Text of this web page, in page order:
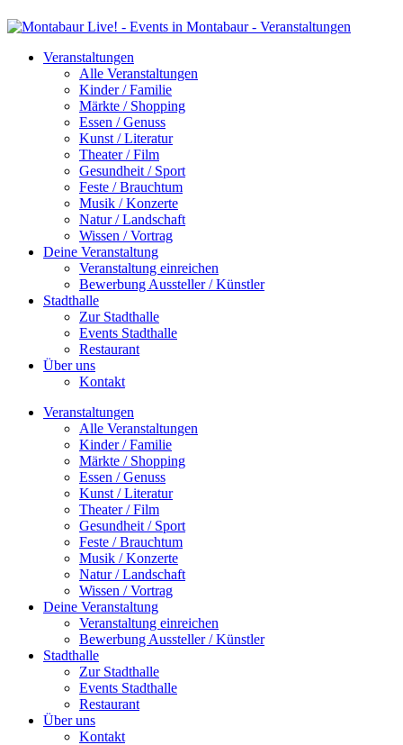
Veranstaltungen
Alle Veranstaltungen
Kinder / Familie
Märkte / Shopping
Essen / Genuss
Kunst / Literatur
Theater / Film
Gesundheit / Sport
Feste / Brauchtum
Musik / Konzerte
Natur / Landschaft
Wissen / Vortrag
Deine Veranstaltung
Veranstaltung einreichen
Bewerbung Aussteller / Künstler
Stadthalle
Zur Stadthalle
Events Stadthalle
Restaurant
Über uns
Kontakt
Veranstaltungen
Alle Veranstaltungen
Kinder / Familie
Märkte / Shopping
Essen / Genuss
Kunst / Literatur
Theater / Film
Gesundheit / Sport
Feste / Brauchtum
Musik / Konzerte
Natur / Landschaft
Wissen / Vortrag
Deine Veranstaltung
Veranstaltung einreichen
Bewerbung Aussteller / Künstler
Stadthalle
Zur Stadthalle
Events Stadthalle
Restaurant
Über uns
Kontakt